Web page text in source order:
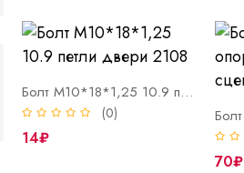
Болт М10*18*1,25 10.9 петли двери 2108
(0)
14₽
70₽